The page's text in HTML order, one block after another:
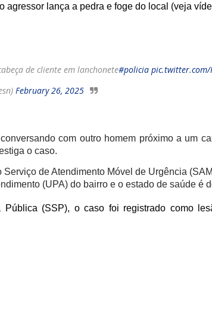
agressor lança a pedra e foge do local (veja
de cliente em lanchonete#policia pic.twitter.com/
February 26, 2025
com outro homem próximo a um
o caso.
de Atendimento Móvel de Urgência
(UPA) do bairro e o estado de saúde é
Pública (SSP), o caso foi registrado como